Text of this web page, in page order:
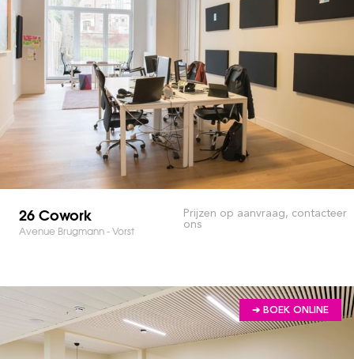
26 Cowork
Avenue Brugmann - Vorst
Prijzen op aanvraag, contacteer
ons
➔ BOEK ONLINE